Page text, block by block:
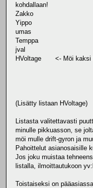
kohdallaan!
Zakko
Yippo
umas
Temppa
jval
HVoltage <- Möi kaksi
(Lisätty listaan HVoltage)
Listasta valitettavasti
minulle pikkuasson, se
möi mulle drift-gyron ja
Pahoittelut asianosaisille
Jos joku muistaa
listalla, ilmoittautukoon
Toistaiseksi on